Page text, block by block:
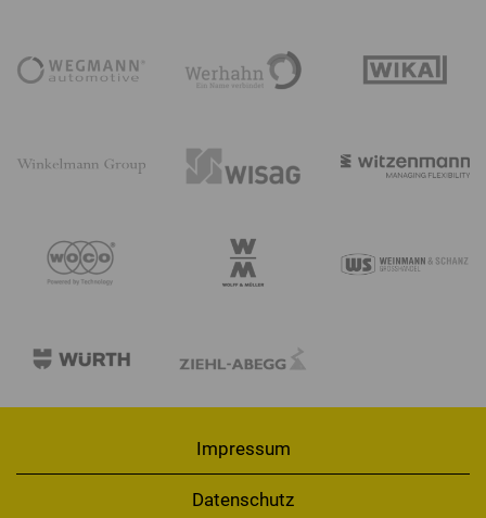
Impressum
Datenschutz